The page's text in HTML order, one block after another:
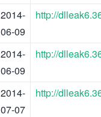
2014-
06-09
http://
2014-
06-09
http://
2014-
07-07
http://